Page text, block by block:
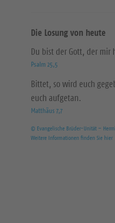
Die Losung von heute
Du bist der Gott, der
Psalm 25,5
Bittet, so wird euch
euch aufgetan.
Matthäus 7,7
© Evangelische Brüder-Unität –
Weitere Informationen finden Sie hier